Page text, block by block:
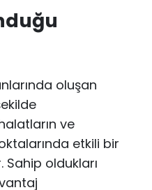
oluşan
ve
etkili bir
Sahip oldukları